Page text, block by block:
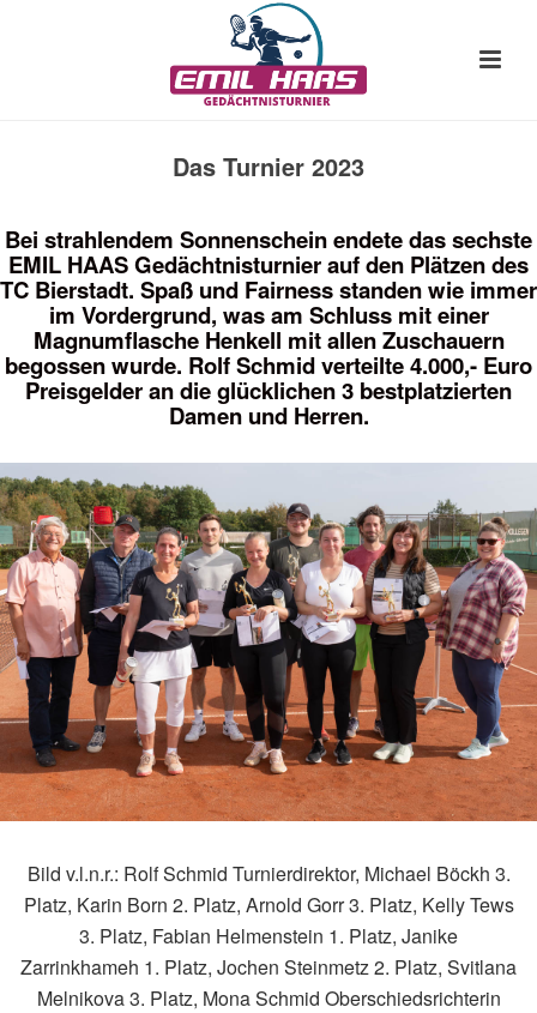
Das Turnier 2023
Bei strahlendem Sonnenschein endete das sechste
EMIL HAAS Gedächtnisturnier auf den Plätzen des
TC Bierstadt. Spaß und Fairness standen wie immer
im Vordergrund, was am Schluss mit einer
Magnumflasche Henkell mit allen Zuschauern
begossen wurde. Rolf Schmid verteilte 4.000,- Euro
Preisgelder an die glücklichen 3 bestplatzierten
Damen und Herren.
Bild v.l.n.r.: Rolf Schmid Turnierdirektor, Michael Böckh 3.
Platz, Karin Born 2. Platz, Arnold Gorr 3. Platz, Kelly Tews
3. Platz, Fabian Helmenstein 1. Platz, Janike
Zarrinkhameh 1. Platz, Jochen Steinmetz 2. Platz, Svitlana
Melnikova 3. Platz, Mona Schmid Oberschiedsrichterin